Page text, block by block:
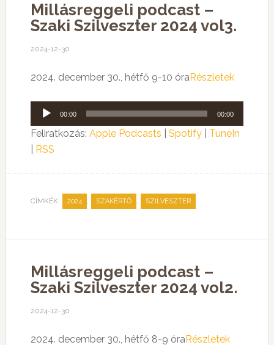
Millásreggeli podcast –
Szaki Szilveszter 2024 vol3.
2024-12-30
2024. december 30., hétfő 9-10 óraRészletek
Audió
lejátszó
00:00 00:00
Feliratkozás: Apple Podcasts Spotify| TuneIn
RSS
CÍMKÉK: 2024 , SZAKÉRTŐ , SZILVESZTER
Millásreggeli podcast –
Szaki Szilveszter 2024 vol2.
2024-12-30
2024. december 30., hétfő 8-9 óraRészletek